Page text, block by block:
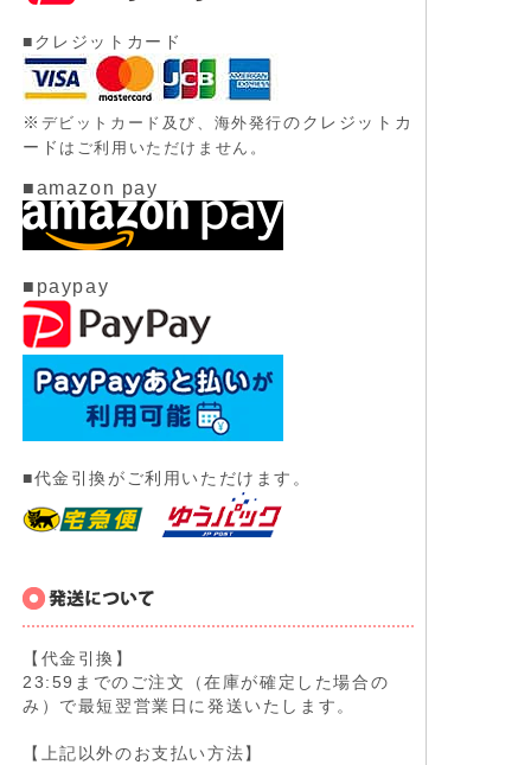
■クレジットカード
※ デビットカード及び、 海外発行のクレジットカ
ード はご利用いただけません。
■amazon pay
■paypay
■代金引換がご利用いただけます。
【代金引換】
23:59までのご注文（在庫が確定した場合の
み）で最短翌営業日に発送いたします。
【上記以外のお支払い方法】